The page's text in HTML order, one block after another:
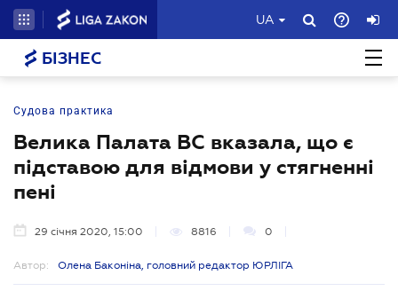
UA
БІЗНЕС
Судова практика
Велика Палата ВС вказала, що є
підставою для відмови у стягненні
пені
29 січня 2020, 15:00 8816 0
Автор: Олена Баконіна, головний редактор ЮРЛІГА